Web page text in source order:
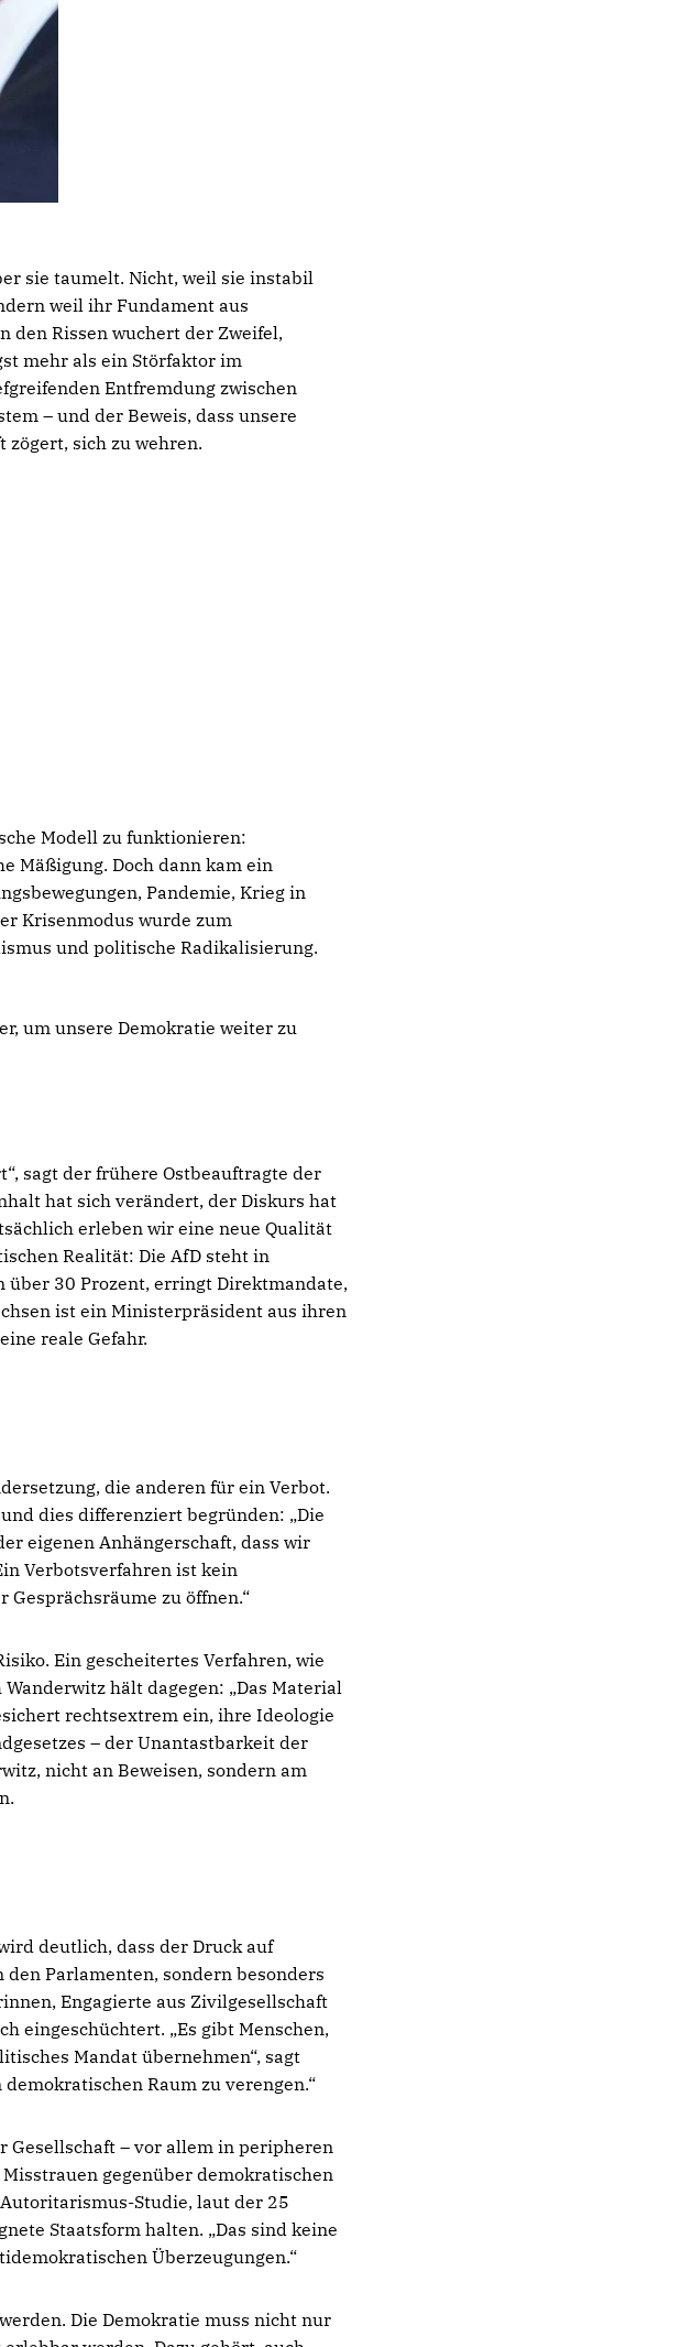
sie taumelt. Nicht, weil sie instabil
weil ihr Fundament aus
den Rissen wuchert der Zweifel,
mehr als ein Störfaktor im
Entfremdung zwischen
– und der Beweis, dass unsere
sich zu wehren.
Modell zu funktionieren:
Mäßigung. Doch dann kam ein
Pandemie, Krieg in
Krisenmodus wurde zum
und politische Radikalisierung.
um unsere Demokratie weiter zu
sagt der frühere Ostbeauftragte der
hat sich verändert, der Diskurs hat
erleben wir eine neue Qualität
Realität: Die AfD steht in
30 Prozent, erringt Direktmandate,
ist ein Ministerpräsident aus ihren
reale Gefahr.
die anderen für ein Verbot.
dies differenziert begründen: „Die
eigenen Anhängerschaft, dass wir
Verbotsverfahren ist kein
zu öffnen.“
Ein gescheitertes Verfahren, wie
hält dagegen: „Das Material
rechtsextrem ein, ihre Ideologie
– der Unantastbarkeit der
nicht an Beweisen, sondern am
deutlich, dass der Druck auf
Parlamenten, sondern besonders
Engagierte aus Zivilgesellschaft
eingeschüchtert. „Es gibt Menschen,
Mandat übernehmen“, sagt
Raum zu verengen.“
– vor allem in peripheren
gegenüber demokratischen
Studie, laut der 25
Staatsform halten. „Das sind keine
Überzeugungen.“
Die Demokratie muss nicht nur